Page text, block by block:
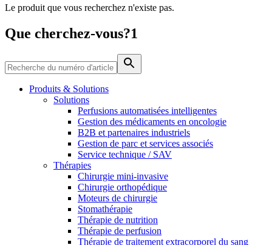
Catalogue de produits
Trouvez le produit que vous recherchez. Visitez le catalogue
de produits B. Braun avec notre portefeuille complet.
Média
Contactez-nous
Pôle d’innovation
Stimulons ensemble l’innovation dans la technologie
médicale. Apprenez-en plus sur notre centre d’innovation et
Le produit que vous recherchez n'existe pas.
Que cherchez-vous?1
Produits & Solutions
Solutions
Perfusions automatisées intelligentes
Gestion des médicaments en oncologie
B2B et partenaires industriels
Gestion de parc et services associés
Service technique / SAV
Thérapies
Chirurgie mini-invasive
Chirurgie orthopédique
Moteurs de chirurgie
Stomathérapie
Thérapie de nutrition
Thérapie de perfusion
Thérapie de traitement extracorporel du sang